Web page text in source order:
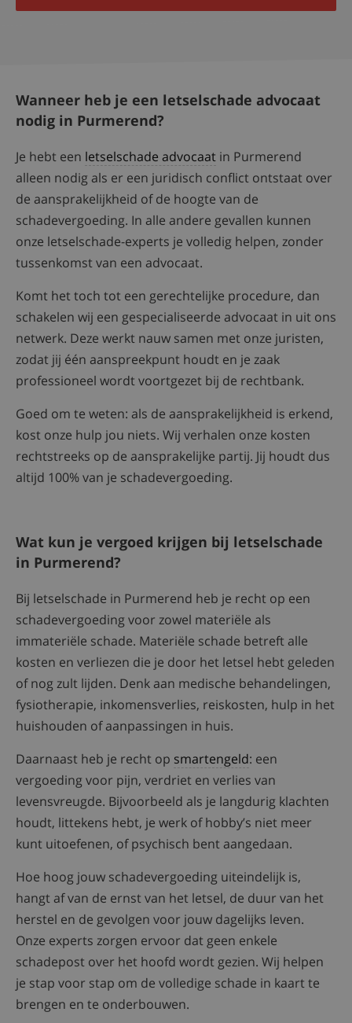
Wanneer heb je een letselschade advocaat
nodig in Purmerend?
Je hebt een letselschade advocaat in Purmerend
alleen nodig als er een juridisch conflict ontstaat over
de aansprakelijkheid of de hoogte van de
schadevergoeding. In alle andere gevallen kunnen
onze letselschade-experts je volledig helpen, zonder
tussenkomst van een advocaat.
Komt het toch tot een gerechtelijke procedure, dan
schakelen wij een gespecialiseerde advocaat in uit ons
netwerk. Deze werkt nauw samen met onze juristen,
zodat jij één aanspreekpunt houdt en je zaak
professioneel wordt voortgezet bij de rechtbank.
Goed om te weten: als de aansprakelijkheid is erkend,
kost onze hulp jou niets. Wij verhalen onze kosten
rechtstreeks op de aansprakelijke partij. Jij houdt dus
altijd 100% van je schadevergoeding.
Wat kun je vergoed krijgen bij letselschade
in Purmerend?
Bij letselschade in Purmerend heb je recht op een
schadevergoeding voor zowel materiële als
immateriële schade. Materiële schade betreft alle
kosten en verliezen die je door het letsel hebt geleden
of nog zult lijden. Denk aan medische behandelingen,
fysiotherapie, inkomensverlies, reiskosten, hulp in het
huishouden of aanpassingen in huis.
Daarnaast heb je recht op smartengeld: een
vergoeding voor pijn, verdriet en verlies van
levensvreugde. Bijvoorbeeld als je langdurig klachten
houdt, littekens hebt, je werk of hobby’s niet meer
kunt uitoefenen, of psychisch bent aangedaan.
Hoe hoog jouw schadevergoeding uiteindelijk is,
hangt af van de ernst van het letsel, de duur van het
herstel en de gevolgen voor jouw dagelijks leven.
Onze experts zorgen ervoor dat geen enkele
schadepost over het hoofd wordt gezien. Wij helpen
je stap voor stap om de volledige schade in kaart te
brengen en te onderbouwen.